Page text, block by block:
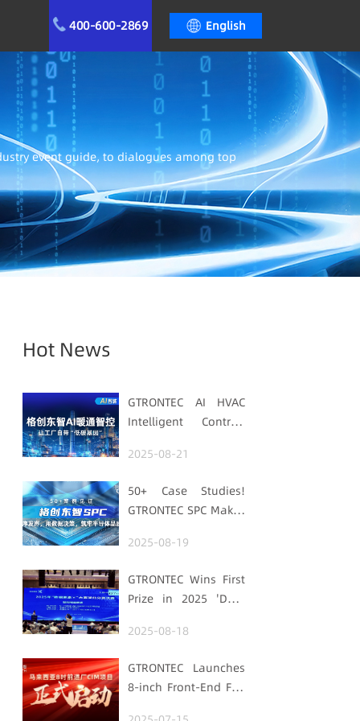
English
400-600-2869
event guide, to dialogues among top
Hot News
GTRONTEC AI HVAC
Intelligent Control:
with "Low-Carbon
2025-08-21
50+ Case Studies!
GTRONTEC SPC Makes
Uses Data for
Strengthens
Semiconductor
Quality Foundation
2025-08-19
GTRONTEC Wins First
Prize in 2025 'Data
Smart Manufacturing
2025-08-18
GTRONTEC Launches
8-inch Front-End Fab